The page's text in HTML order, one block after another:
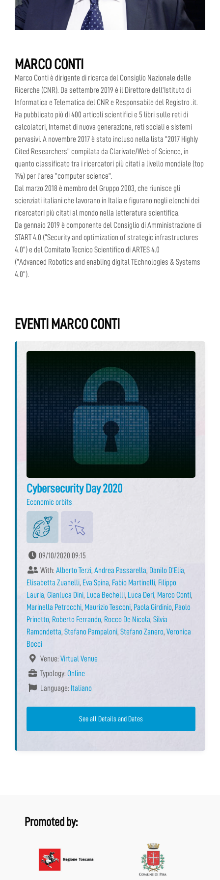
MARCO CONTI
Marco Conti è dirigente di ricerca del Consiglio Nazionale delle
Ricerche (CNR). Da settembre 2019 è il Direttore dell’Istituto di
Informatica e Telematica del CNR e Responsabile del Registro .it.
Ha pubblicato più di 400 articoli scientifici e 5 libri sulle reti di
calcolatori, Internet di nuova generazione, reti sociali e sistemi
pervasivi. A novembre 2017 è stato incluso nella lista “2017 Highly
Cited Researchers” compilata da Clarivate/Web of Science, in
quanto classificato tra i ricercatori più citati a livello mondiale (top
1%) per l’area “computer science”.
Dal marzo 2018 è membro del Gruppo 2003, che riunisce gli
scienziati italiani che lavorano in Italia e figurano negli elenchi dei
ricercatori più citati al mondo nella letteratura scientifica.
Da gennaio 2019 è componente del Consiglio di Amministrazione di
START 4.0 (“Security and optimization of strategic infrastructures
4.0”) e del Comitato Tecnico Scientifico di ARTES 4.0
(“Advanced Robotics and enabling digital TEchnologies & Systems
4.0”).
EVENTI MARCO CONTI
Cybersecurity Day 2020
Economic orbits
09/10/2020 09:15
With: Alberto Terzi, Andrea Passarella, Danilo D’Elia,
Elisabetta Zuanelli, Eva Spina, Fabio Martinelli, Filippo
Lauria, Gianluca Dini, Luca Bechelli, Luca Deri, Marco Conti,
Marinella Petrocchi, Maurizio Tesconi, Paola Girdinio, Paolo
Prinetto, Roberto Ferrando, Rocco De Nicola, Silvia
Ramondetta, Stefano Pampaloni, Stefano Zanero, Veronica
Bocci
Venue: Virtual Venue
Typology: Online
Language: Italiano
See all Details and Dates
Promoted by: